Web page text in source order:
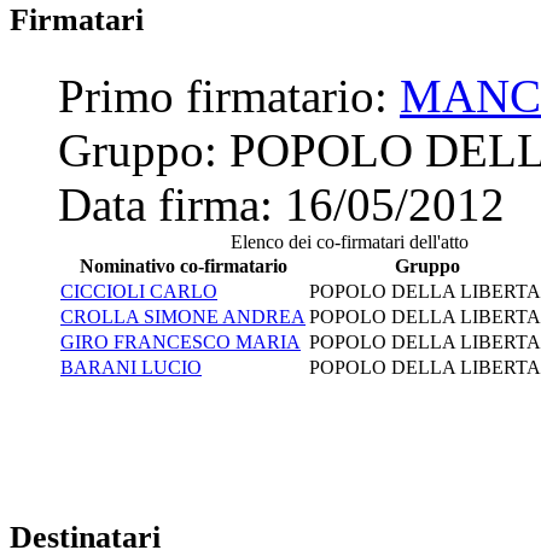
Firmatari
Primo firmatario:
Gruppo: POPOLO
Data firma: 16/05/2012
Elenco dei co-firmatari dell'atto
Nominativo co-firmatario
Gruppo
CICCIOLI CARLO
POPOLO DELLA
CROLLA SIMONE ANDREA POPOLO DELLA
GIRO FRANCESCO MARIA POPOLO DELLA
BARANI LUCIO
POPOLO DELLA
Destinatari